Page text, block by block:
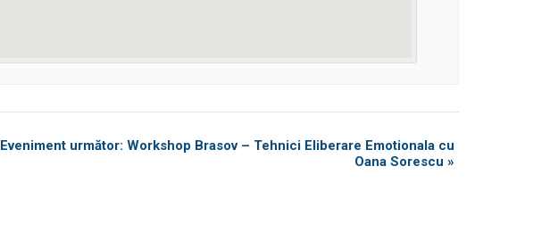
Eveniment următor: Workshop Brasov – Tehnici Eliberare Emotionala cu
Oana Sorescu »